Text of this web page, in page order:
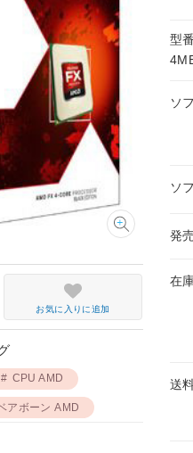
型
ソ
ソ
発
在
送
お気に入りに追加
CPU AMD
アボーン AMD